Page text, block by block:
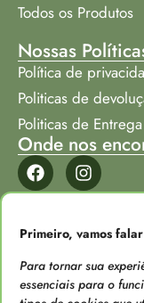
Primeiro, vamos
Para tornar sua
essenciais para o
Todos os Produtos
Nossas
Política de
Politicas de
Politicas de
Onde nos